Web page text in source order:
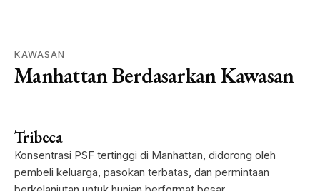
KAWASAN
Manhattan Berdasarkan Kawasan
Tribeca
Konsentrasi PSF tertinggi di Manhattan, didorong oleh
pembeli keluarga, pasokan terbatas, dan permintaan